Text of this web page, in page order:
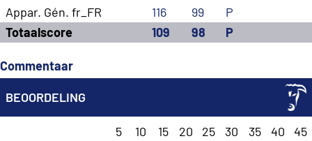
Appar. Gén. fr_FR
116 99
P
Totaalscore
109 98 P
Commentaar
BEOORDELING
5 10 15 20 25 30 35 40 45